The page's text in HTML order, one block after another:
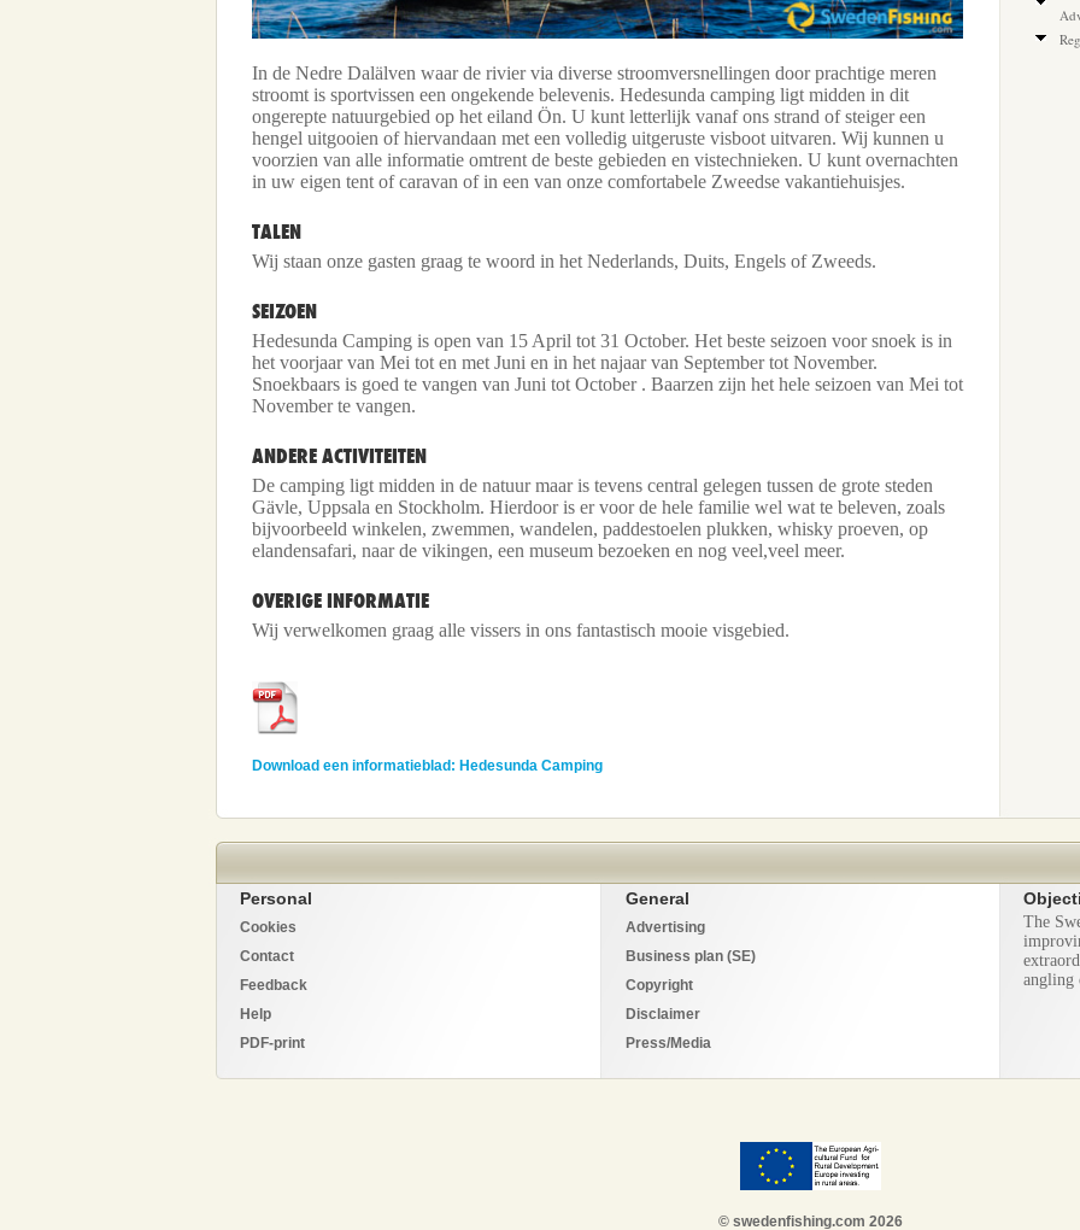
In de Nedre Dalälven waar de rivier via diverse stroomversnellingen door prachtige meren
stroomt is sportvissen een ongekende belevenis. Hedesunda camping ligt midden in dit
ongerepte natuurgebied op het eiland Ön. U kunt letterlijk vanaf ons strand of steiger een
hengel uitgooien of hiervandaan met een volledig uitgeruste visboot uitvaren. Wij kunnen u
voorzien van alle informatie omtrent de beste gebieden en vistechnieken. U kunt overnachten
in uw eigen tent of caravan of in een van onze comfortabele Zweedse vakantiehuisjes.
TALEN
Wij staan onze gasten graag te woord in het Nederlands, Duits, Engels of Zweeds.
SEIZOEN
Hedesunda Camping is open van 15 April tot 31 October. Het beste seizoen voor snoek is in
het voorjaar van Mei tot en met Juni en in het najaar van September tot November.
Snoekbaars is goed te vangen van Juni tot October . Baarzen zijn het hele seizoen van Mei tot
November te vangen.
ANDERE ACTIVITEITEN
De camping ligt midden in de natuur maar is tevens central gelegen tussen de grote steden
Gävle, Uppsala en Stockholm. Hierdoor is er voor de hele familie wel wat te beleven, zoals
bijvoorbeeld winkelen, zwemmen, wandelen, paddestoelen plukken, whisky proeven, op
elandensafari, naar de vikingen, een museum bezoeken en nog veel,veel meer.
OVERIGE INFORMATIE
Wij verwelkomen graag alle vissers in ons fantastisch mooie visgebied.
Download een informatieblad: Hedesunda Camping
Personal
Cookies
Contact
Feedback
Help
PDF-print
General
Advertising
Business plan (SE)
Copyright
Disclaimer
Press/Media
The
angling
© swedenfishing.com 2026